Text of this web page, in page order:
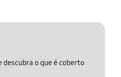
descubra o que é coberto